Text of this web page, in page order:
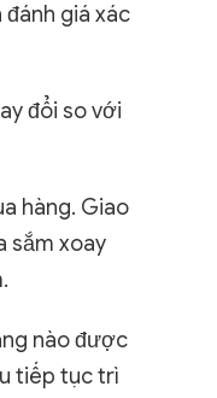
giá xác
đổi so với
hàng. Giao
sắm xoay
nào được
tiếp tục trì